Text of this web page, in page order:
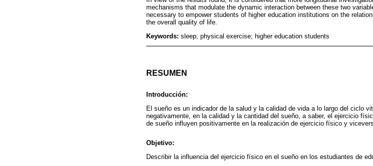
mechanisms that modulate the dynamic interaction between these two
necessary to empower students of higher education institutions on the
the overall quality of life.
Keywords: sleep; physical exercise; higher education students
RESUMEN
Introducción:
El sueño es un indicador de la salud y la calidad de vida a lo largo del ciclo
negativamente, en la calidad y la cantidad del sueño, a saber, el ejercicio
de sueño influyen positivamente en la realización de ejercicio físico y
Objetivo:
Describir la influencia del ejercicio físico en el sueño en los estudiantes de